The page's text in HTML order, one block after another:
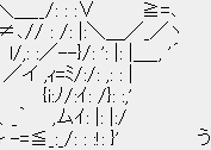
:＼＿__/: : :∨ ≧=､
// : /: |:＼＿／_／ヽ
,: :／--}/: ': |: |＿_, '´
イ ,ｨ=ﾐ/:/: ,: : |
{i:ﾉ/:ｲ: /}: :,'
｀ ,ムｲ: |: |:/
: : :!: }' うん